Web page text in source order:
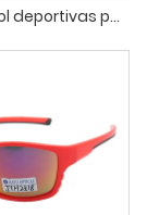
Gafas de sol deportivas para exteriores de media montura de alta calidad con pedido al por mayor